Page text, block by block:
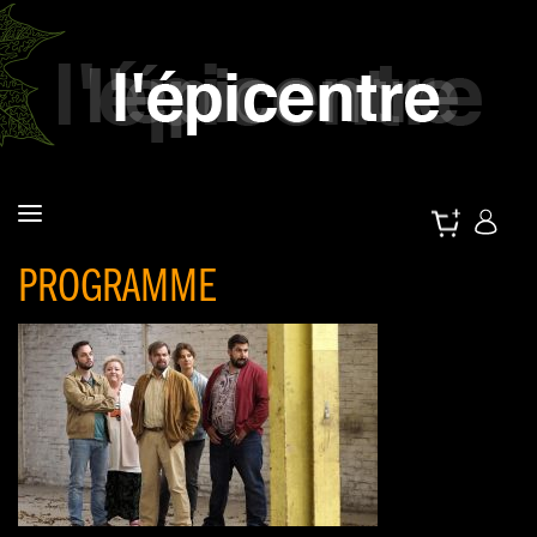
PROGRAMME